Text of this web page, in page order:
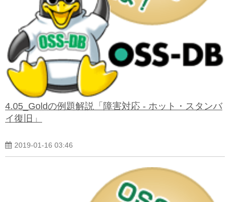
4.05_Goldの例題解説「障害対応 - ホット・スタンバ
イ復旧」
2019-01-16 03:46